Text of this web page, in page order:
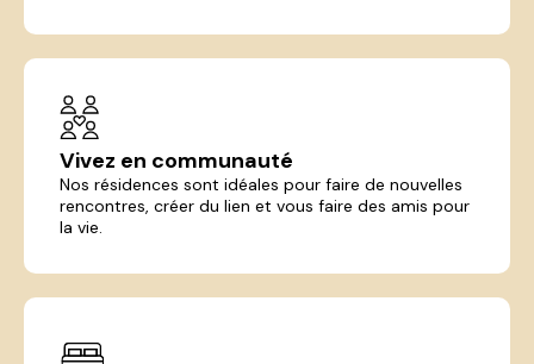
Vivez en communauté
Nos résidences sont idéales pour faire de nouvelles
rencontres, créer du lien et vous faire des amis pour
la vie.